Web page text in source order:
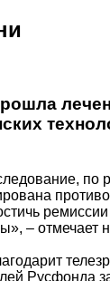
по
– отмечает
Русфонда